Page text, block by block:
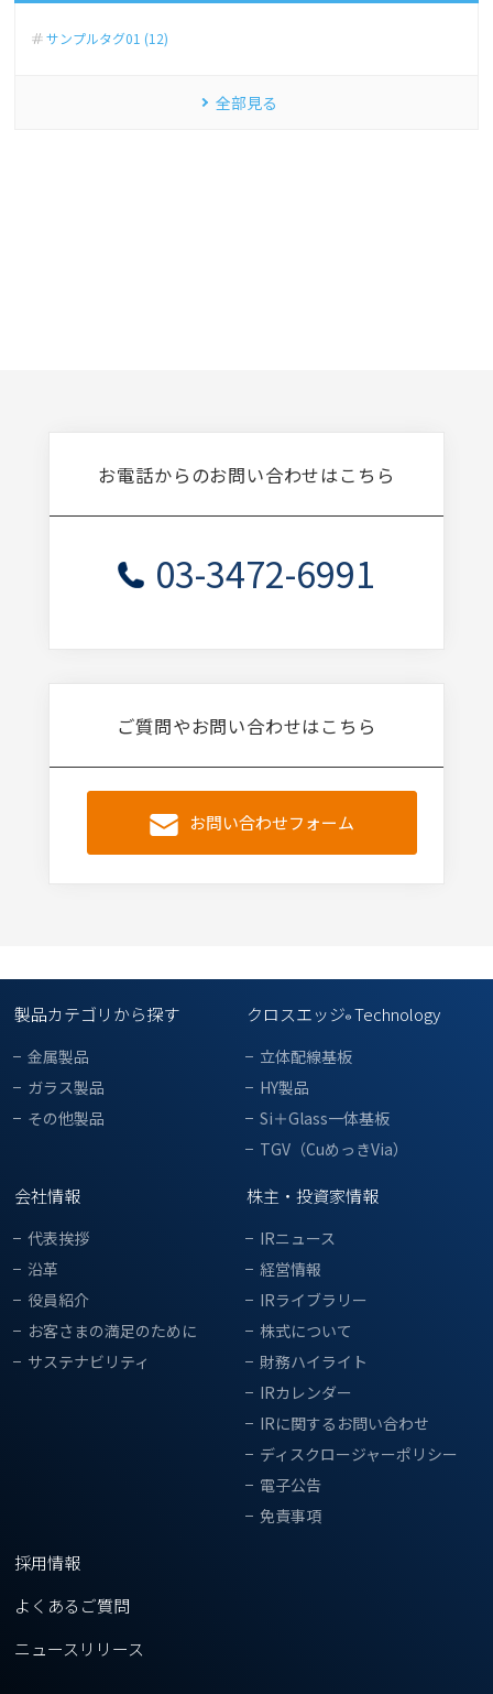
サンプルタグ01 (12)
全部見る
お電話からのお問い合わせはこちら
03-3472-6991
ご質問やお問い合わせはこちら
お問い合わせフォーム
製品カテゴリから探す
金属製品
ガラス製品
その他製品
クロスエッジ®Technology
立体配線基板
HY製品
Si＋Glass一体基板
TGV（CuめっきVia）
会社情報
代表挨拶
沿革
役員紹介
お客さまの満足のために
サステナビリティ
株主・投資家情報
IRニュース
経営情報
IRライブラリー
株式について
財務ハイライト
IRカレンダー
IRに関するお問い合わせ
ディスクロージャーポリシー
電子公告
免責事項
採用情報
よくあるご質問
ニュースリリース